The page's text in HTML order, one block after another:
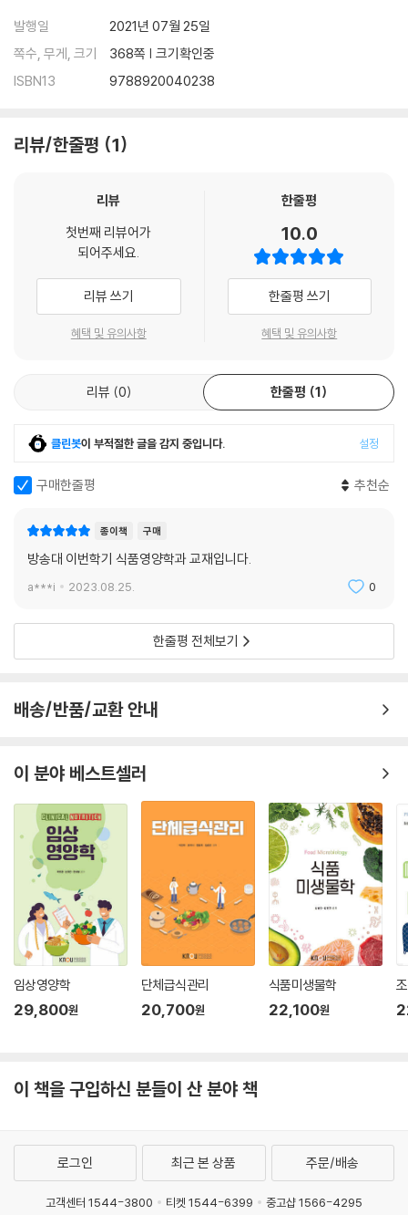
발행일
2021년 07월 25일
쪽수, 무게, 크기
368쪽 | 크기확인중
ISBN13
9788920040238
리뷰/한줄평 1
리뷰
첫번째 리뷰어가
되어주세요.
리뷰 쓰기
혜택 및 유의사항
한줄평
10.0
한줄평 쓰기
혜택 및 유의사항
리뷰 0 한줄평 1
클린봇이 부적절한 글을 감지 중입니다. 설정
구매한줄평 추천순
종이책 구매
방송대 이번학기 식품영양학과 교재입니다.
a***i 2023.08.25. 0
한줄평 전체보기
배송/반품/교환 안내
이 분야 베스트셀러
임상영양학
29,800원
단체급식관리
20,700원
식품미생물학
22,100원
이 책을 구입하신 분들이 산 분야 책
로그인 최근 본 상품 주문/배송
고객센터 1544-3800 티켓 1544-6399
중고샵 1566-4295